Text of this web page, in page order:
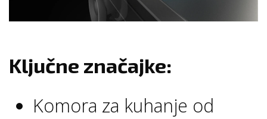
Ključne značajke:
Komora za kuhanje od